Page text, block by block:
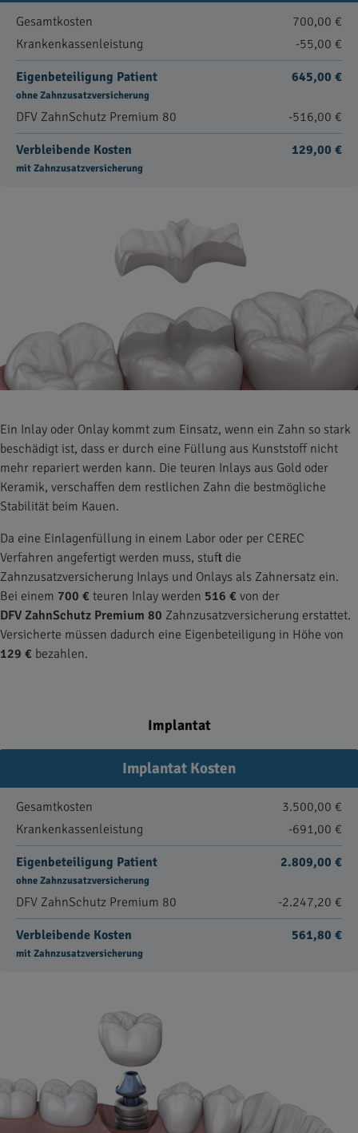
Gesamtkosten
700,00 €
Krankenkassenleistung
-55,00 €
Eigenbeteiligung Patient
ohne Zahnzusatzversicherung
645,00 €
DFV ZahnSchutz Premium 80 -516,00 €
Verbleibende Kosten
mit Zahnzusatzversicherung
129,00 €
Ein Inlay oder Onlay kommt zum Einsatz, wenn ein Zahn so stark
beschädigt ist, dass er durch eine Füllung aus Kunststoff nicht
mehr repariert werden kann. Die teuren Inlays aus Gold oder
Keramik, verschaffen dem restlichen Zahn die bestmögliche
Stabilität beim Kauen.
Da eine Einlagenfüllung in einem Labor oder per CEREC
Verfahren angefertigt werden muss, stuft die
Zahnzusatzversicherung Inlays und Onlays als Zahnersatz ein.
Bei einem 700 € teuren Inlay werden 516 € von der
DFV ZahnSchutz Premium 80 Zahnzusatzversicherung erstattet.
Versicherte müssen dadurch eine Eigenbeteiligung in Höhe von
129 € bezahlen.
Implantat
Implantat Kosten
Gesamtkosten
3.500,00 €
Krankenkassenleistung
-691,00 €
Eigenbeteiligung Patient
ohne Zahnzusatzversicherung
2.809,00 €
DFV ZahnSchutz Premium 80 -2.247,20 €
Verbleibende Kosten
mit Zahnzusatzversicherung
561,80 €